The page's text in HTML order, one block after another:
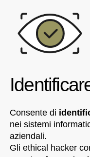
Consente di
nei sistemi
aziendali.
Gli ethical hacker